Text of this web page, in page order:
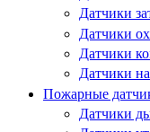
Датчики
Датчики
Датчики
Датчики
Пожарные
Датчики